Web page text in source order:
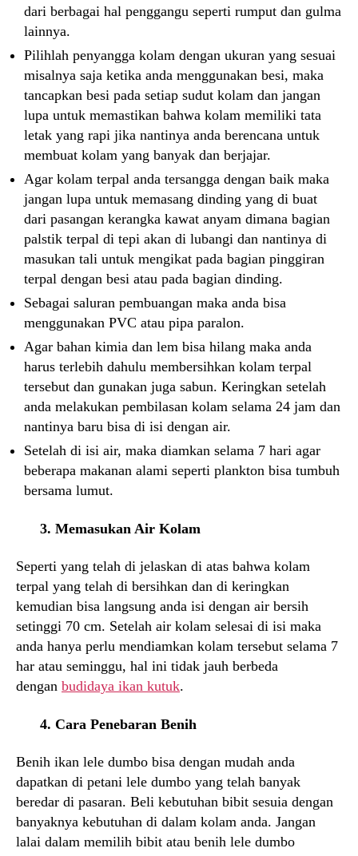
dari berbagai hal penggangu seperti rumput dan gulma
lainnya.
Pilihlah penyangga kolam dengan ukuran yang sesuai
misalnya saja ketika anda menggunakan besi, maka
tancapkan besi pada setiap sudut kolam dan jangan
lupa untuk memastikan bahwa kolam memiliki tata
letak yang rapi jika nantinya anda berencana untuk
membuat kolam yang banyak dan berjajar.
Agar kolam terpal anda tersangga dengan baik maka
jangan lupa untuk memasang dinding yang di buat
dari pasangan kerangka kawat anyam dimana bagian
palstik terpal di tepi akan di lubangi dan nantinya di
masukan tali untuk mengikat pada bagian pinggiran
terpal dengan besi atau pada bagian dinding.
Sebagai saluran pembuangan maka anda bisa
menggunakan PVC atau pipa paralon.
Agar bahan kimia dan lem bisa hilang maka anda
harus terlebih dahulu membersihkan kolam terpal
tersebut dan gunakan juga sabun. Keringkan setelah
anda melakukan pembilasan kolam selama 24 jam dan
nantinya baru bisa di isi dengan air.
Setelah di isi air, maka diamkan selama 7 hari agar
beberapa makanan alami seperti plankton bisa tumbuh
bersama lumut.
3. Memasukan Air Kolam
Seperti yang telah di jelaskan di atas bahwa kolam
terpal yang telah di bersihkan dan di keringkan
kemudian bisa langsung anda isi dengan air bersih
setinggi 70 cm. Setelah air kolam selesai di isi maka
anda hanya perlu mendiamkan kolam tersebut selama 7
har atau seminggu, hal ini tidak jauh berbeda
dengan budidaya ikan kutuk.
4. Cara Penebaran Benih
Benih ikan lele dumbo bisa dengan mudah anda
dapatkan di petani lele dumbo yang telah banyak
beredar di pasaran. Beli kebutuhan bibit sesuia dengan
banyaknya kebutuhan di dalam kolam anda. Jangan
lalai dalam memilih bibit atau benih lele dumbo